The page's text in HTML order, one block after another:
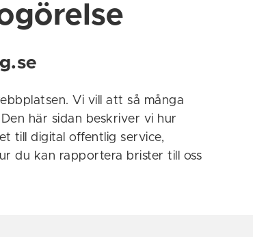
Vi vill att så många
här sidan beskriver vi hur
till digital offentlig service,
du kan rapportera brister till oss